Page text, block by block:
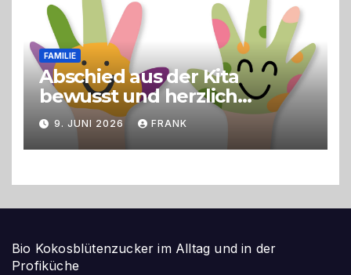
FAMILIE
Abschied aus der Kita
bewusst und herzlich
gestalten
9. JUNI 2026 FRANK
Bio Kokosblütenzucker im Alltag und in der
Profiküche